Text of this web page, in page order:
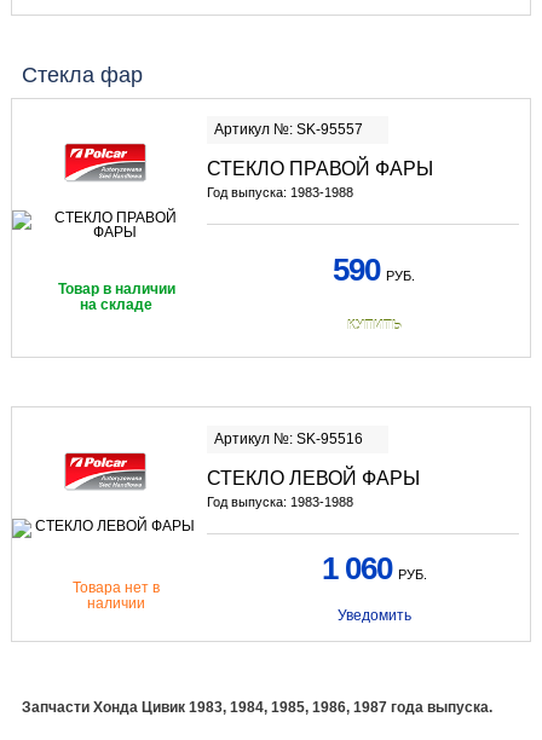
Стекла фар
Артикул №: SK-95557
СТЕКЛО ПРАВОЙ ФАРЫ
Год выпуска: 1983-1988
Товар в наличии
на складе
590 РУБ.
КУПИТЬ
Артикул №: SK-95516
СТЕКЛО ЛЕВОЙ ФАРЫ
Год выпуска: 1983-1988
Товара нет в
наличии
1 060 РУБ.
Уведомить
Запчасти Хонда Цивик 1983, 1984, 1985, 1986, 1987 года выпуска.